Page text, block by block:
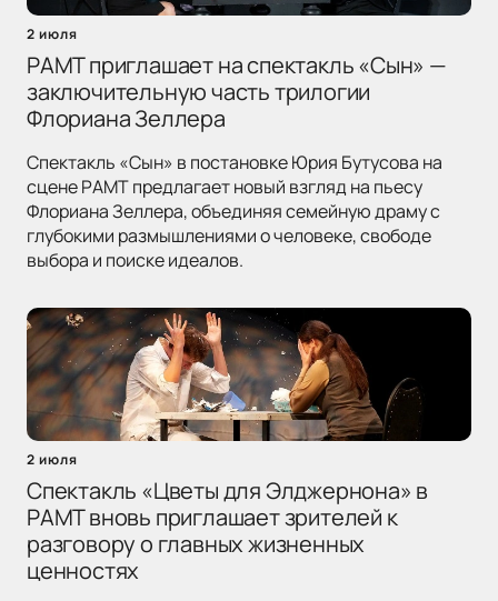
2 июля
РАМТ приглашает на спектакль «Сын» —
заключительную часть трилогии
Флориана Зеллера
Спектакль «Сын» в постановке Юрия Бутусова на
сцене РАМТ предлагает новый взгляд на пьесу
Флориана Зеллера, объединяя семейную драму с
глубокими размышлениями о человеке, свободе
выбора и поиске идеалов.
2 июля
Спектакль «Цветы для Элджернона» в
РАМТ вновь приглашает зрителей к
разговору о главных жизненных
ценностях